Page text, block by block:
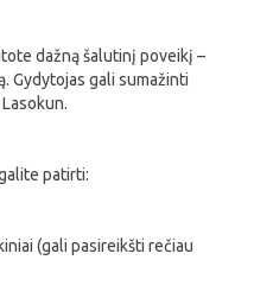
dažną šalutinį poveikį –
Gydytojas gali sumažinti
patirti:
(gali pasireikšti rečiau